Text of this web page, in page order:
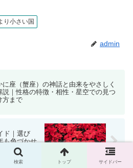
り小さい国
admin
に座（蟹座）の神話と由来をやさしく
説｜性格の特徴・相性・星空での見つ
方まで
ド｜選び
も色づかせ
検索 トップ サイドバー